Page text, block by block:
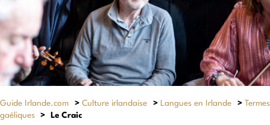
Guide Irlande.com > Culture irlandaise > Langues en Irlande >Termes
gaéliques
> Le Craic